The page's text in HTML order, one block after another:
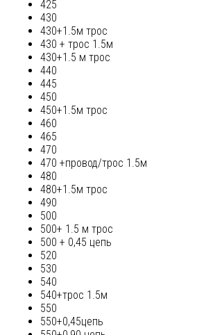
425
430
430+1.5м трос
430 + трос 1.5м
430+1.5 м трос
440
445
450
450+1.5м трос
460
465
470
470 +провод/трос 1.5м
480
480+1.5м трос
490
500
500+ 1.5 м трос
500 + 0,45 цепь
520
530
540
540+трос 1.5м
550
550+0,45цепь